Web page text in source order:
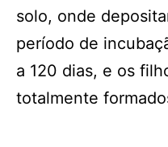
solo, onde
período de
a 120 dias, e os
totalmente